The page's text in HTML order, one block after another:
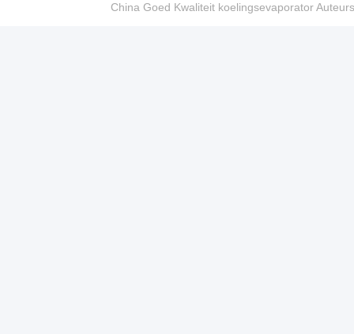
China Goed Kwaliteit koelingsevaporator